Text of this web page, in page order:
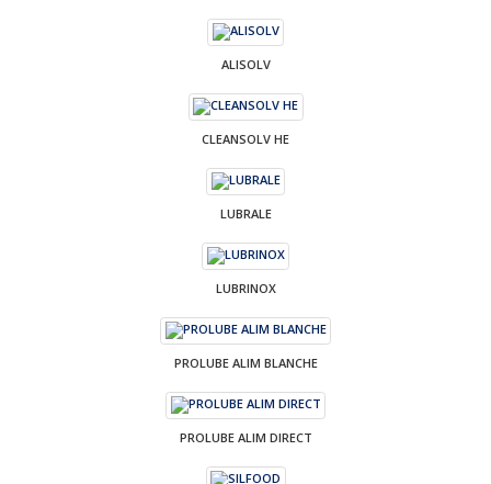
ALISOLV
CLEANSOLV HE
LUBRALE
LUBRINOX
PROLUBE ALIM BLANCHE
PROLUBE ALIM DIRECT